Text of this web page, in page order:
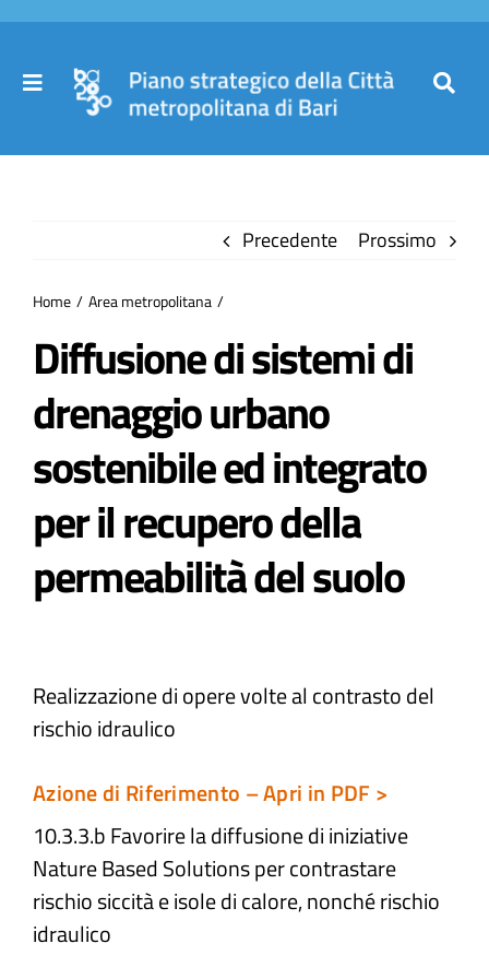
Salta
contenuto
Toggle
Partecipa
Comuni
Atti e Docunenti
Progetti
Precedente Prossimo
Home Area metropolitana
Diffusione di sistemi di
drenaggio urbano
sostenibile ed integrato
per il recupero della
permeabilità del suolo
Realizzazione di opere volte al contrasto del
rischio idraulico
Azione di Riferimento – Apri in PDF >
10.3.3.b Favorire la diffusione di iniziative
Nature Based Solutions per contrastare
rischio siccità e isole di calore, nonché rischio
idraulico